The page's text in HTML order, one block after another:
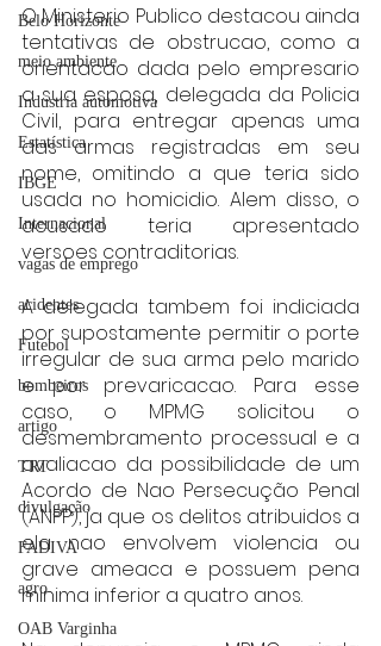
Belo Horizonte
meio ambiente
Industria automotiva
Estatística
IBGE
Internacional
vagas de emprego
acidentes
Futebol
bombeiros
artigo
TRT
divulgação
FADIVA
agro
OAB Varginha
O Ministerio Publico destacou ainda
tentativas de obstrucao, como a
orientacao dada pelo empresario
a sua esposa, delegada da Policia
Civil, para entregar apenas uma
das armas registradas em seu
nome, omitindo a que teria sido
usada no homicidio. Alem disso, o
acusado teria apresentado
versoes contraditorias.
A delegada tambem foi indiciada
por supostamente permitir o porte
irregular de sua arma pelo marido
e por prevaricacao. Para esse
caso, o MPMG solicitou o
desmembramento processual e a
avaliacao da possibilidade de um
Acordo de Nao Persecução Penal
(ANPP), ja que os delitos atribuidos a
ela nao envolvem violencia ou
grave ameaca e possuem pena
minima inferior a quatro anos.